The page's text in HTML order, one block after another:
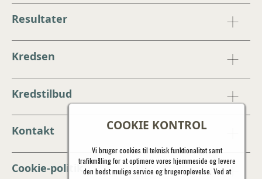
COOKIE KONTROL
Vi bruger cookies til teknisk funktionalitet samt
trafikmåling for at optimere vores hjemmeside og levere
den bedst mulige service og brugeroplevelse. Ved at
Resultater
Kredsen
Kredstilbud
Kontakt
Cookie-politik